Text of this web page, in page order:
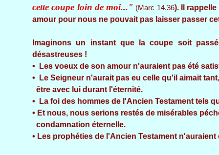
cette coupe loin de moi..." (Marc 14.36). Il
amour pour nous ne pouvait pas laisser passer
Imaginons un instant que la coupe soit
désastreuses !
• Les voeux de son amour n'auraient pas été
• Le Seigneur n'aurait pas eu celle qu'il aimait
être avec lui durant l'éternité.
• La foi des hommes de l'Ancien Testament tels
• Et nous, nous serions restés de misérables
condamnation éternelle.
• Les prophéties de l'Ancien Testament